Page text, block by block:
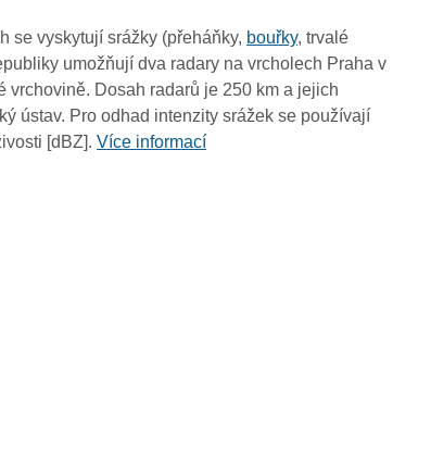
se vyskytují srážky (přeháňky, bouřky, trvalé
umožňují dva radary na vrcholech Praha v
vrchovině. Dosah radarů je 250 km a jejich
ústav. Pro odhad intenzity srážek se používají
[dBZ].Více informací